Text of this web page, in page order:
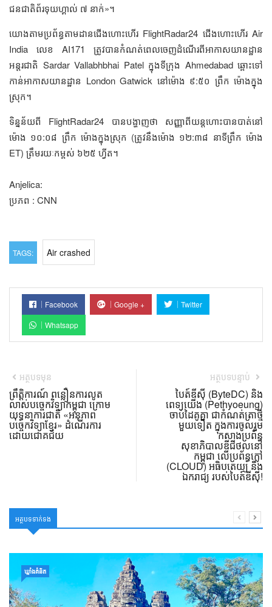
ជនជាតិព័រទុយហ្គាល់ ៧ នាក់»។
យោងតាមប្រព័ន្ធតាមដានជើងហោះហើរ FlightRadar24 ជើងហោះហើរ Air
India លេខ AI171 ត្រូវបានកំណត់ពេលចេញដំណើរពីអាកាសយានដ្ឋាន
អន្តរជាតិ Sardar Vallabhbhai Patel ក្នុងទីក្រុង Ahmedabad ឆ្ពោះទៅ
កាន់អាកាសយានដ្ឋាន London Gatwick នៅម៉ោង ៩:៥០ ព្រឹក ម៉ោងក្នុង
ស្រុក។
ទិន្នន័យពី FlightRadar24 បានបង្ហាញថា សញ្ញាពីយន្តហោះបានបាត់នៅ
ម៉ោង ១០:០៨ ព្រឹក ម៉ោងក្នុងស្រុក (ត្រូវនឹងម៉ោង ១២:៣៨ នាទីព្រឹក ម៉ោង
ET) ត្រឹមរយៈកម្ពស់ ៦២៥ ហ្វីត។
Anjelica:
ប្រភព : CNN
TAGS: Air crashed
Facebook Google +
Twitter
Whatsapp
អត្ថបទមុន
ព្រឹត្តិការណ៍ ពន្លឿនការលូត
លាស់បច្ចេកវិទ្យាកម្ពុជា ក្រោម
យុទ្ធនាការជាតិ «អនុភាព
បច្ចេកវិទ្យាខ្មែរ» ដំណើរការ
ដោយជោគជ័យ
អត្ថបទបន្ទាប់
បៃត៍ឌីស៊ី (ByteDC) និង
ពេទ្យយើង (Pethyoeung)
ចាប់ដៃគូគ្នា ជាកំណត់ត្រាថ្មី
មួយទៀត ក្នុងការចូលរួម
កសាងប្រព័ន្ធ
សុខាភិបាលឌីជីថល​នៅ
កម្ពុជា លើប្រព័ន្ធក្លៅ
(CLOUD) អធិបតេយ្យ និង
ឯករាជ្យ របស់បៃត៍ឌីស៊ី!
អត្ថបទទាក់ទង
ឃ្លាំង​គំនិត